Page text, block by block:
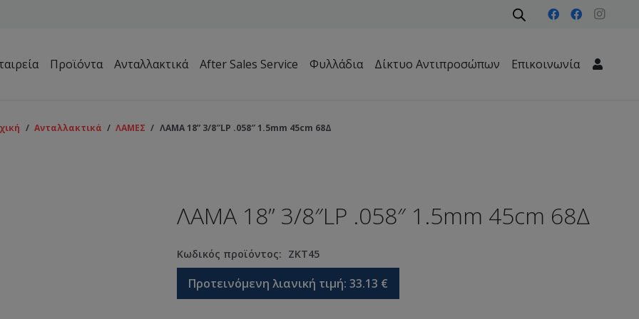
Προϊόντα Ανταλλακτικά After Sales Service Φυλλάδια Δίκτυο Αντιπροσώπων Επικοινωνία
/ Ανταλλακτικά / ΛΑΜΕΣ / ΛΑΜΑ 18” 3/8″LP .058″ 1.5mm 45cm 68Δ
ΛΑΜΑ 18” 3/8″LP .058″ 1.5mm 45cm 68Δ
Κωδικός προϊόντος: ZKT45
Προτεινόμενη λιανική τιμή: 33.13 €